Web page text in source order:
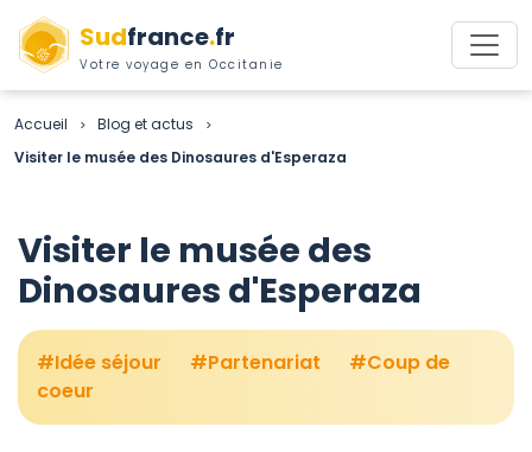
Sudfrance.fr
Votre voyage en Occitanie
Accueil > Blog et actus >
Visiter le musée des Dinosaures d'Esperaza
Visiter le musée des
Dinosaures d'Esperaza
Idée séjour Partenariat
Coup de
coeur